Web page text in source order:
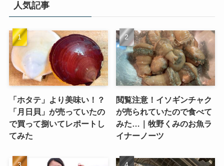
人気記事
「ホタテ」より美味い！？
「月日貝」が売っていたの
で買って捌いてレポートし
てみた
閲覧注意！イソギンチャク
が売られていたので食べて
みた…｜牧野くみのお魚ラ
イナーノーツ